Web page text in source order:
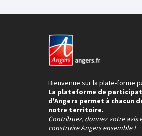
Bienvenue sur la plate-forme
La plateforme de
d'Angers permet à chacun
notre territoire.
Contribuez, donnez votre
construire Angers ensemble !